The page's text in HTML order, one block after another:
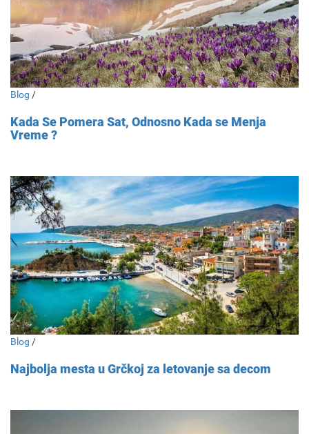
Blog /
Kada Se Pomera Sat, Odnosno Kada se Menja
Vreme ?
Blog /
Najbolja mesta u Grčkoj za letovanje sa decom